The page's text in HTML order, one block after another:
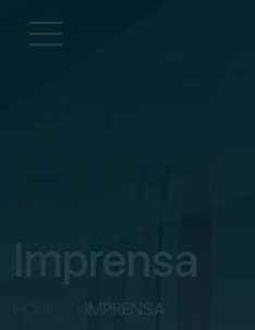
Imprensa
IMPRENSA